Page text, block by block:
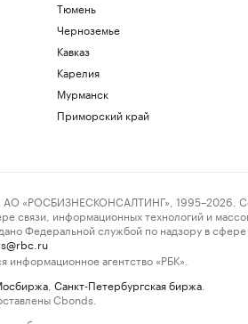
Тюмень
Черноземье
Кавказ
Карелия
Мурманск
Приморский край
1995–2026.
связи, информационных технологий и
Федеральной службой по надзору в
информационное агентство «РБК».
Санкт-Петербургская биржа
Cbonds.